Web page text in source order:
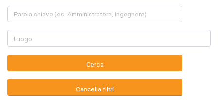
Cancella filtri